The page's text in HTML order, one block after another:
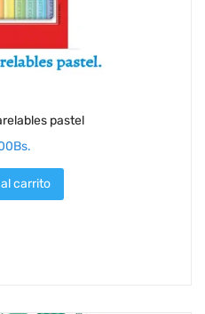
pastel
Bs.
carrito